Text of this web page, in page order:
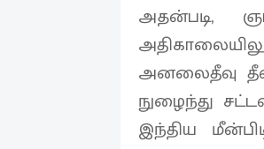
அதன்படி,
அனலைதீவு
நுழைந்து
இந்திய